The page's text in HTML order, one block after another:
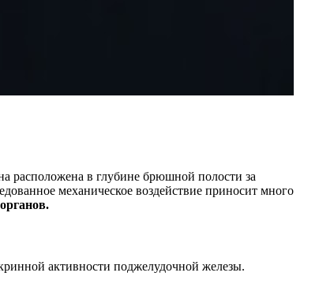
расположена в глубине брюшной полости за
механическое воздействие приносит много
активности поджелудочной железы.